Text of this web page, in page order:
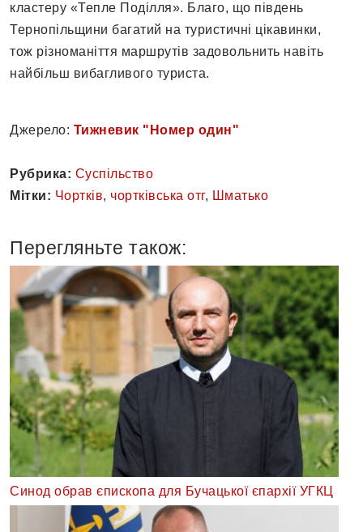
кластеру «Тепле Поділля». Благо, що південь
Тернопільщини багатий на туристичні цікавинки,
тож різноманіття маршрутів задовольнить навіть
найбільш вибагливого туриста.
Джерело: Тижневик "Номер один"
Рубрика: Суспільство
Мітки: Чортків, чортківська отг, Шматько
Перегляньте також:
Синод обрав єпископа для Бучацької єпархії УГКЦ